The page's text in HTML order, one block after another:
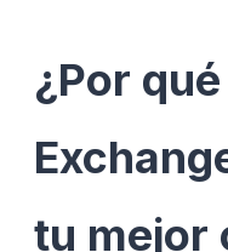
¿Por
tu mejor